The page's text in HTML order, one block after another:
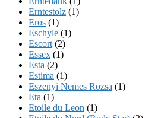
Erntestolz (1)
Eros (1)
Eschyle (1)
Escort (2)
Essex (1)
Esta (2)
Estima (1)
Eszenyi Nemes Rozsa (1)
Eta (1)
Etoile du Leon (1)